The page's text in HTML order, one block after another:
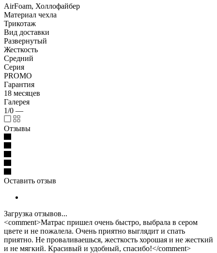
AirFoam, Холлофайбер
Материал чехла
Трикотаж
Вид доставки
Развернутый
Жесткость
Средний
Серия
PROMO
Гарантия
18 месяцев
Галерея
1/0 —
Отзывы
Оставить отзыв
Загрузка отзывов...
<comment>Матрас пришел очень быстро, выбрала в сером
цвете и не пожалела. Очень приятно выглядит и спать
приятно. Не проваливаешься, жесткость хорошая и не жесткий
и не мягкий. Красивый и удобный, спасибо!</comment>